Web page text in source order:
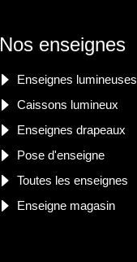
Nos enseignes
Enseignes lumineuses
Caissons lumineux
Enseignes drapeaux
Pose d'enseigne
Toutes les enseignes
Enseigne magasin